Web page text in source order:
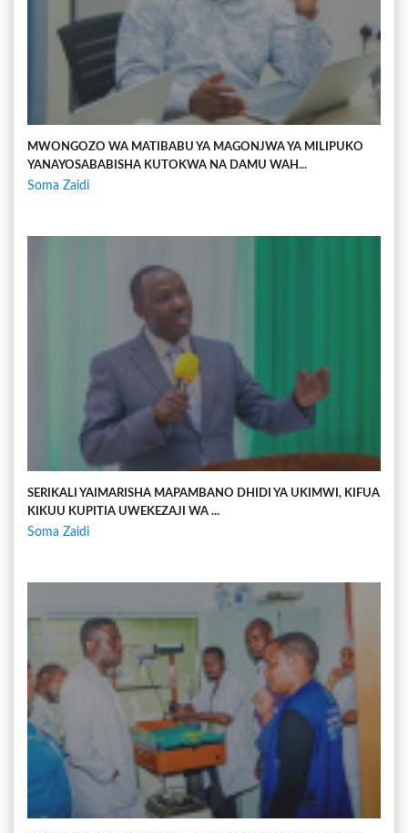
MWONGOZO WA MATIBABU YA MAGONJWA YA MILIPUKO
YANAYOSABABISHA KUTOKWA NA DAMU WAH...
Soma Zaidi
SERIKALI YAIMARISHA MAPAMBANO DHIDI YA UKIMWI, KIFUA
KIKUU KUPITIA UWEKEZAJI WA ...
Soma Zaidi